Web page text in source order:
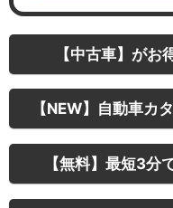
【中古車】がお
【NEW】自動車カ
【無料】最短3分